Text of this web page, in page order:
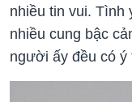
nhiều tin vui. Tình
nhiều cung bậc
người ấy đều có ý